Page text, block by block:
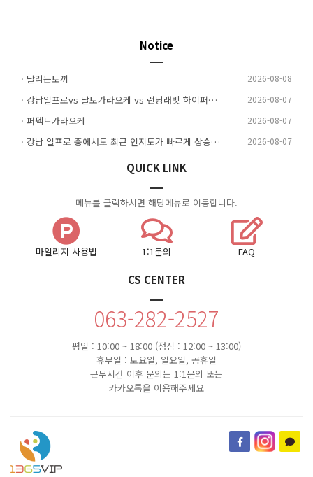
Notice
· 달리는토끼 2026-08-08
· 강남일프로vs 달토가라오케 vs 런닝래빗 하이퍼블릭 (핵심 비교) 4 | 작성자: 달토하이퍼블릭 2026-08-07
· 퍼펙트가라오케 2026-08-07
· 강남 일프로 중에서도 최근 인지도가 빠르게 상승하고 있는 2026-08-07
QUICK LINK
메뉴를 클릭하시면 해당메뉴로 이동합니다.
마일리지 사용법 1:1문의 FAQ
CS CENTER
063-282-2527
평일 : 10:00 ~ 18:00 (점심 : 12:00 ~ 13:00)
휴무일 : 토요일, 일요일, 공휴일
근무시간 이후 문의는 1:1문의 또는
카카오톡을 이용해주세요